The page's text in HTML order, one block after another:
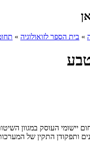
» בית הספר לזואולוגיה »
יישומי העוסק במגוון
ותפקודן התקין של